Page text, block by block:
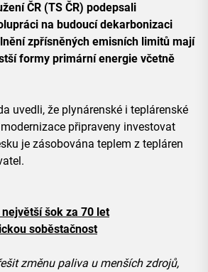
ČR (TS ČR) podepsali
na budoucí dekarbonizaci
zpřísněných emisních limitů mají
formy primární energie včetně
uvedli, že plynárenské i teplárenské
připraveny investovat
je zásobována teplem z tepláren
šok za 70 let
soběstačnost
změnu paliva u menších zdrojů,